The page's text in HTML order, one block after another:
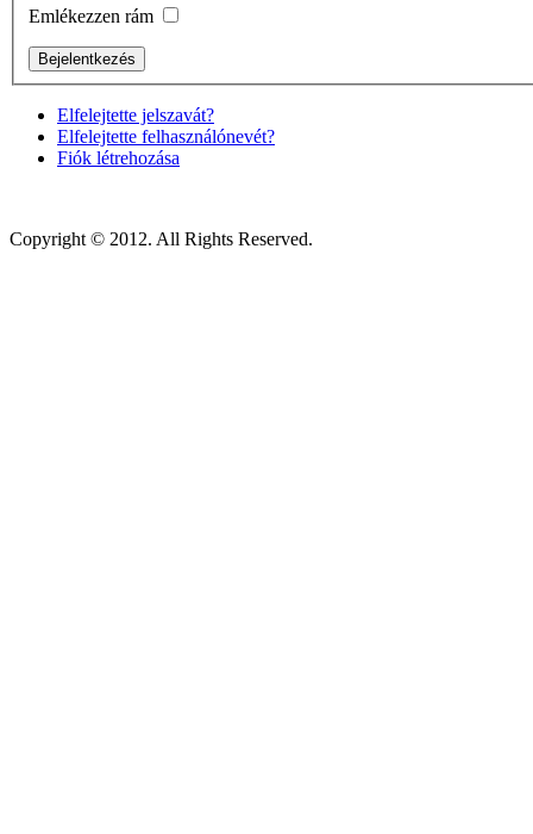
Emlékezzen rám
Elfelejtette jelszavát?
Elfelejtette felhasználónevét?
Fiók létrehozása
Copyright © 2012. All Rights Reserved.